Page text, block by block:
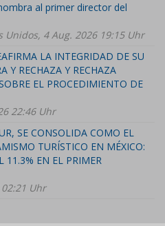
al primer director del
Unidos, 4 Aug. 2026 19:15 Uhr
LA INTEGRIDAD DE SU
Y RECHAZA Y RECHAZA
EL PROCEDIMIENTO DE
22:46 Uhr
SE CONSOLIDA COMO EL
TURÍSTICO EN MÉXICO:
11.3% EN EL PRIMER
Uhr